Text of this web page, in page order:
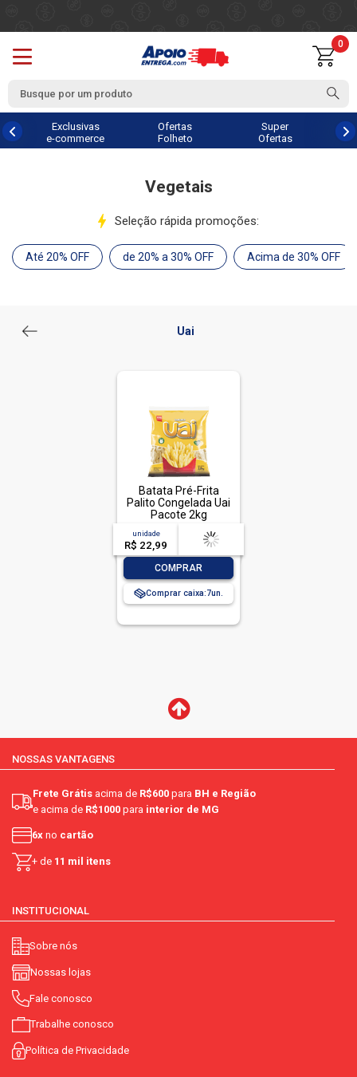
0
Exclusivas
e-commerce
Ofertas
Folheto
Super
Ofertas
Vegetais
Seleção rápida promoções:
Até 20% OFF de 20% a 30% OFF Acima de 30% OFF
Uai
Batata Pré-Frita
Palito Congelada Uai
Pacote 2kg
unidade
R$ 22,99
acima de
-- --,--un.
COMPRAR
Comprar caixa:7
NOSSAS VANTAGENS
Frete Grátis acima de R$600 para BH e Região
e acima de R$1000 para interior de MG
6x no cartão
+ de 11 mil itens
INSTITUCIONAL
Sobre nós
Nossas lojas
Fale conosco
Trabalhe conosco
Política de Privacidade